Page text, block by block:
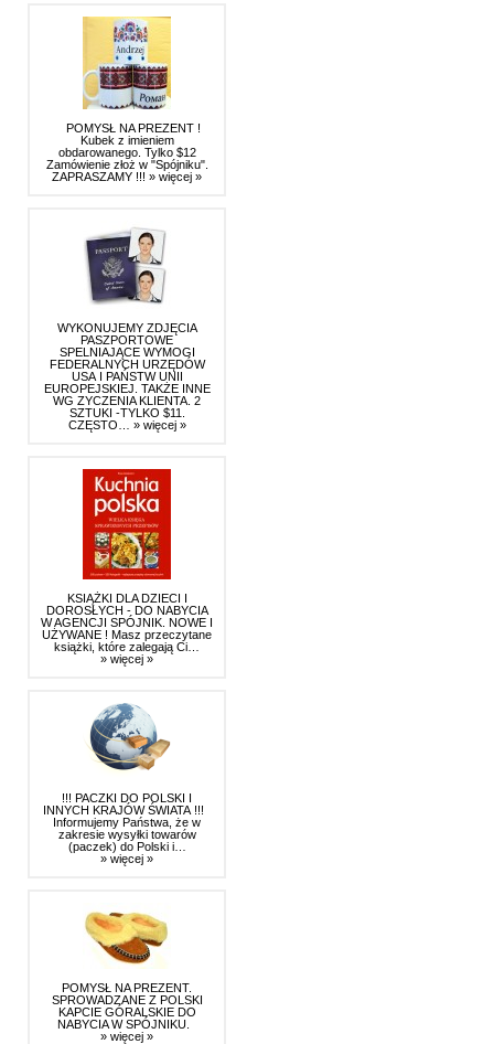
POMYSŁ NA PREZENT !
Kubek z imieniem
obdarowanego. Tylko $12
Zamówienie złoż w "Spójniku".
ZAPRASZAMY !!! » więcej »
WYKONUJEMY ZDJĘCIA
PASZPORTOWE
SPELNIAJĄCE WYMOGI
FEDERALNYCH URZĘDÓW
USA I PAŃSTW UNII
EUROPEJSKIEJ. TAKŻE INNE
WG ZYCZENIA KLIENTA. 2
SZTUKI -TYLKO $11.
CZĘSTO… » więcej »
KSIĄŻKI DLA DZIECI I
DOROSŁYCH - DO NABYCIA
W AGENCJI SPÓJNIK. NOWE I
UŻYWANE ! Masz przeczytane
książki, które zalegają Ci…
» więcej »
!!! PACZKI DO POLSKI I
INNYCH KRAJÓW ŚWIATA !!!
Informujemy Państwa, że w
zakresie wysyłki towarów
(paczek) do Polski i…
» więcej »
POMYSŁ NA PREZENT.
SPROWADZANE Z POLSKI
KAPCIE GÓRALSKIE DO
NABYCIA W SPÓJNIKU.
» więcej »